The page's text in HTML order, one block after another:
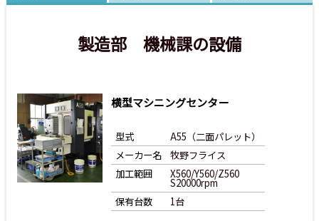
製造部 機械課の設備
横型マシニングセンター
型式
A55（二面パレット）
メーカー名
牧野フライス
加工範囲
X560/Y560/Z560
S20000rpm
保有台数
1台